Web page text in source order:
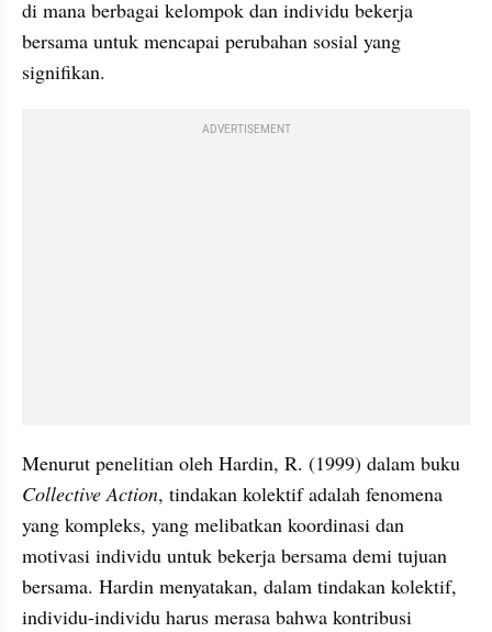
di mana berbagai kelompok dan individu bekerja
bersama untuk mencapai perubahan sosial yang
signifikan.
ADVERTISEMENT
Collective Action, tindakan kolektif adalah fenomena
yang kompleks, yang melibatkan koordinasi dan
motivasi individu untuk bekerja bersama demi tujuan
bersama. Hardin menyatakan, dalam tindakan kolektif,
individu-individu harus merasa bahwa kontribusi